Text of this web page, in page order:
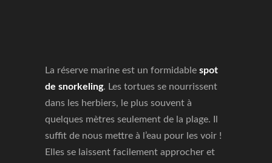
La réserve marine est un formidable spot
de snorkeling. Les tortues se nourrissent
dans les herbiers, le plus souvent à
quelques mètres seulement de la plage. Il
suffit de nous mettre à l’eau pour les voir !
Elles se laissent facilement approcher et